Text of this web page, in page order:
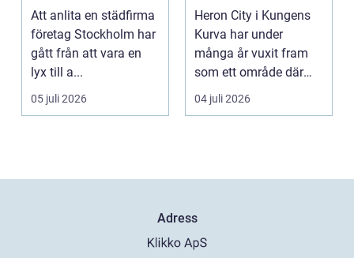
för hem och
företag
Att anlita en städfirma
företag Stockholm har
gått från att vara en
lyx till a...
05 juli 2026
i kungens kurva
Heron City i Kungens
Kurva har under
många år vuxit fram
som ett område där
mat, bio, shopping och
a...
04 juli 2026
Adress